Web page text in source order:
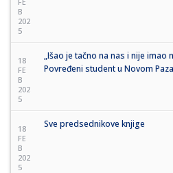
B
202
5
18
FE
B
202
5
„Išao je tačno na nas i nije imao
Povređeni student u Novom
18
FE
B
202
5
Sve predsednikove knjige